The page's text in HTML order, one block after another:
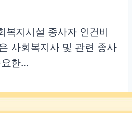
복지시설 종사자 인건비
사회복지사 및 관련 종사
요한…